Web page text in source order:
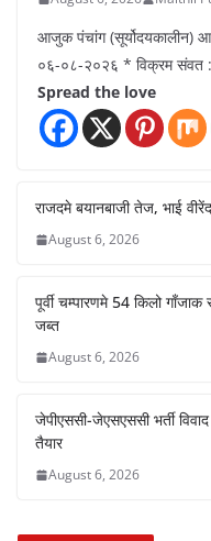
आजुक पंचांग (सूर्योदयकालीन) आ
०६-०८-२०२६ * विक्रम संवत
Spread the love
राजदमे बयानबाजी तेज, भाई
August 6, 2026
पूर्वी चम्पारणमे 54 किलो
जब्त
August 6, 2026
जेपीएससी-जेएसएससी भर्ती
तैयार
August 6, 2026